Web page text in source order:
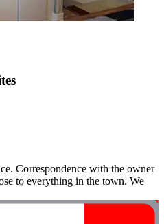
Correspondence with the owner
to everything in the town. We